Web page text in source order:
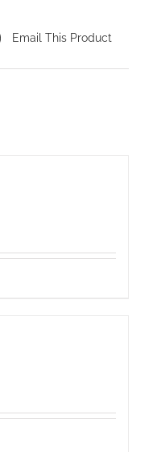
Email This Product